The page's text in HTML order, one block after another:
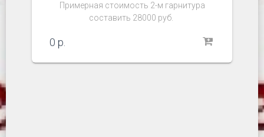
Примерная стоимость 2-м гарнитура
составить 28000 руб.
0 р.